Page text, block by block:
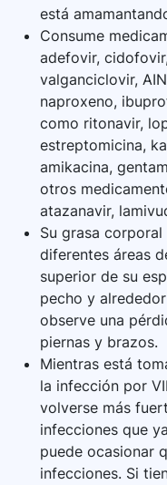
está
Consume
adefovir,
valganciclovir,
naproxeno,
como ritonavir,
estreptomicina,
amikacina,
otros
atazanavir,
Su grasa
diferentes áreas
superior de su
pecho y
observe una
piernas y brazos.
Mientras está
la infección por
volverse más
infecciones que
puede ocasionar
infecciones. Si